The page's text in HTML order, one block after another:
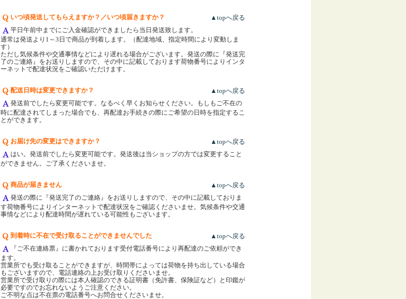
いつ頃発送してもらえますか？／いつ頃届きますか？
▲topへ戻る
平日午前中までにご入金確認ができましたら当日発送致します。
通常は発送より1～3日で商品が到着します。（配達地域、指定時間により変動しま
す）
ただし気候条件や交通事情などにより遅れる場合がございます。発送の際に『発送完
了のご連絡』をお送りしますので、その中に記載しております荷物番号によりインタ
ーネットで配達状況をご確認いただけます。
配送日時は変更できますか？
▲topへ戻る
発送前でしたら変更可能です。なるべく早くお知らせください。もしもご不在の
時に配達されてしまった場合でも、再配達お手続きの際にご希望の日時を指定するこ
とができます。
お届け先の変更はできますか？
▲topへ戻る
はい。発送前でしたら変更可能です。発送後は当ショップの方では変更すること
ができません。ご了承くださいませ。
商品が届きません
▲topへ戻る
発送の際に『発送完了のご連絡』をお送りしますので、その中に記載しておりま
す荷物番号によりインターネットで配達状況をご確認くださいませ。気候条件や交通
事情などにより配達時間が遅れている可能性もございます。
到着時に不在で受け取ることができませんでした
▲topへ戻る
『ご不在連絡票』に書かれております受付電話番号により再配達のご依頼ができ
ます。
営業所でも受け取ることができますが、時間帯によっては荷物を持ち出している場合
もございますので、電話連絡の上お受け取りくださいませ。
営業所で受け取りの際には本人確認のできる証明書（免許書、保険証など）と印鑑が
必要ですのでお忘れないようご注意ください。
ご不明な点は不在票の電話番号へお問合せくださいませ。